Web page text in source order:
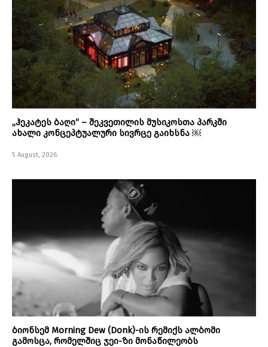
„ჰეკატეს ბაღი“ – შეკვეთილის მუსიკოსთა პარკში
ახალი კონცეპტუალური სივრცე გაიხსნა ￼
5 August, 2026
ბიონსემ Morning Dew (Donk)-ის რემიქს ალბომი
გამოსცა, რომელშიც ჯეი-ზი მონაწილეობს